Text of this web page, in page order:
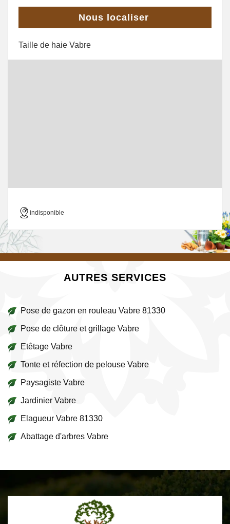
Nous localiser
Taille de haie Vabre
indisponible
AUTRES SERVICES
Pose de gazon en rouleau Vabre 81330
Pose de clôture et grillage Vabre
Etêtage Vabre
Tonte et réfection de pelouse Vabre
Paysagiste Vabre
Jardinier Vabre
Elagueur Vabre 81330
Abattage d'arbres Vabre